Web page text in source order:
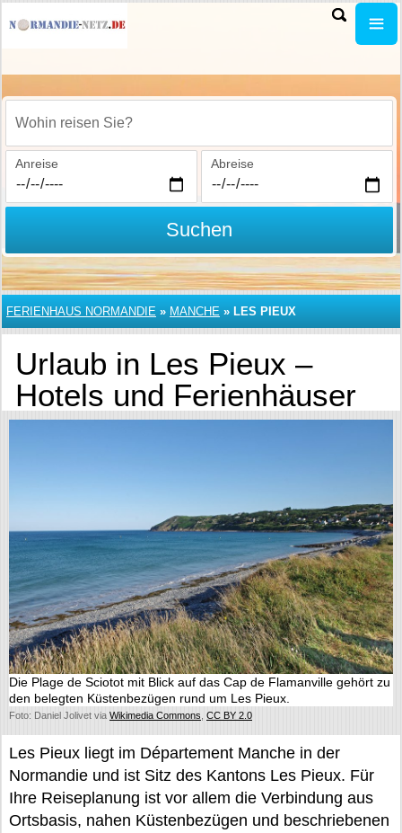
Wohin reisen Sie?
Anreise Abreise
Suchen
FERIENHAUS NORMANDIE » MANCHE » LES PIEUX
Urlaub in Les Pieux –
Hotels und Ferienhäuser
Die Plage de Sciotot mit Blick auf das Cap de Flamanville gehört zu
den belegten Küstenbezügen rund um Les Pieux.
Foto: Daniel Jolivet via Wikimedia Commons, CC BY 2.0
Les Pieux liegt im Département Manche in der
Normandie und ist Sitz des Kantons Les Pieux. Für
Ihre Reiseplanung ist vor allem die Verbindung aus
Ortsbasis, nahen Küstenbezügen und beschriebenen